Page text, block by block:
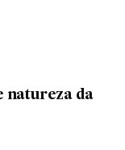
natureza da